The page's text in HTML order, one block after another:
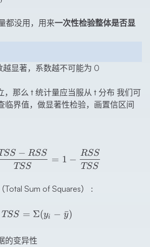
都没用，用来一次性检验整体是否显
显著，系数越不可能为 0
，那么 t 统计量应当服从 t 分布 我们可
临界值，做显著性检验，画置信区间
R^2=\frac{TSS-
TSS
− RSS
= 1 −
TSS
RSS
Total Sum of Squares） :
TSS=\Sigma(y_i-
TSS = Σ(yi − y
ˉ)
的变异性